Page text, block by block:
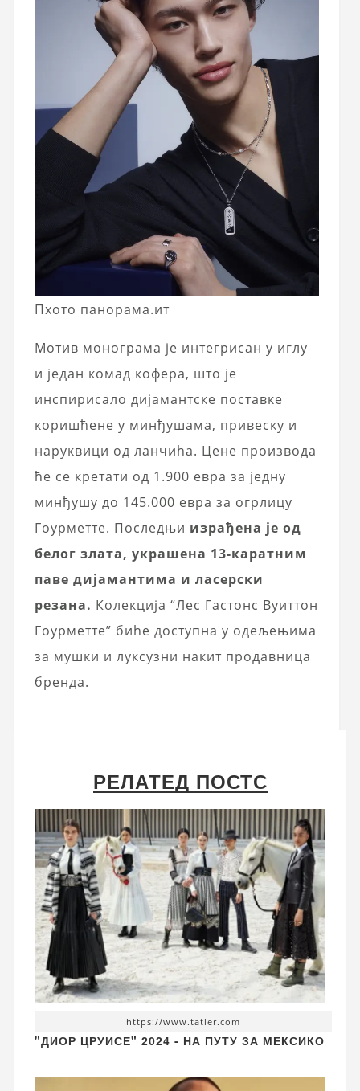
Пхото панорама.ит
Мотив монограма је интегрисан у иглу
и један комад кофера, што је
инспирисало дијамантске поставке
коришћене у минђушама, привеску и
наруквици од ланчића. Цене производа
ће се кретати од 1.900 евра за једну
минђушу до 145.000 евра за огрлицу
Гоурметте. Последњи израђена је од
белог злата, украшена 13-каратним
паве дијамантима и ласерски
резана. Колекција “Лес Гастонс Вуиттон
Гоурметте” биће доступна у одељењима
за мушки и луксузни накит продавница
бренда.
РЕЛАТЕД ПОСТС
https://www.tatler.com
"ДИОР ЦРУИСЕ" 2024 - НА ПУТУ ЗА МЕКСИКО